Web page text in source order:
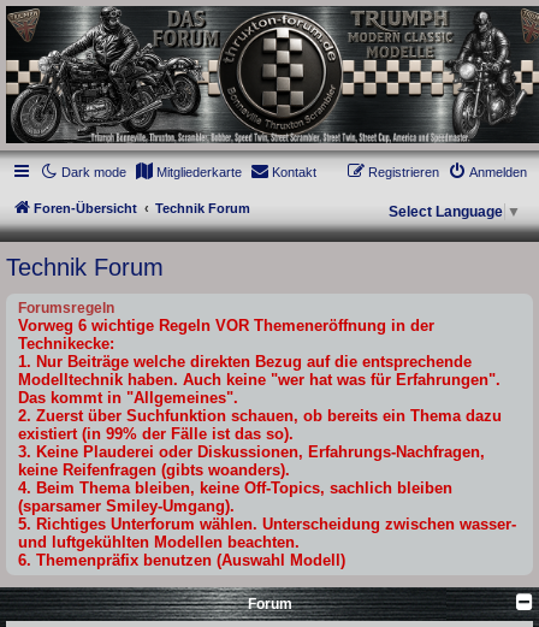
thruxton-forum.de
DAS FORUM! Alles rund um die Triumph Modern Classic Modelle. Das Forum für
die New Bonneville Baureihen ab BJ 2001. Triumph Bonneville, Thruxton,
Scrambler, Bobber, Speed Twin, Street Scrambler, Street Twin, Street Cup, America
und Speedmaster.
Dark mode
Mitgliederkarte Kontakt Anmelden
Registrieren
Foren-Übersicht Technik Forum Select Language ▼
Technik Forum
Forumsregeln
Vorweg 6 wichtige Regeln VOR Themeneröffnung in der
Technikecke:
1. Nur Beiträge welche direkten Bezug auf die entsprechende
Modelltechnik haben. Auch keine "wer hat was für Erfahrungen".
Das kommt in "Allgemeines".
2. Zuerst über Suchfunktion schauen, ob bereits ein Thema dazu
existiert (in 99% der Fälle ist das so).
3. Keine Plauderei oder Diskussionen, Erfahrungs-Nachfragen,
keine Reifenfragen (gibts woanders).
4. Beim Thema bleiben, keine Off-Topics, sachlich bleiben
(sparsamer Smiley-Umgang).
5. Richtiges Unterforum wählen. Unterscheidung zwischen wasser-
und luftgekühlten Modellen beachten.
6. Themenpräfix benutzen (Auswahl Modell)
Forum